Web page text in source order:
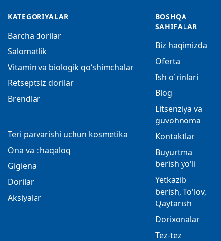
KATEGORIYALAR
Barcha dorilar
Salomatlik
Vitamin va biologik qo‘shimchalar
Retseptsiz dorilar
Brendlar
Teri parvarishi uchun kosmetika
Ona va chaqaloq
Gigiena
Dorilar
Aksiyalar
BOSHQA
SAHIFALAR
Biz haqimizda
Oferta
Ish o`rinlari
Blog
Litsenziya va
guvohnoma
Kontaktlar
Buyurtma
berish yo'li
Yetkazib
berish, To'lov,
Qaytarish
Dorixonalar
Tez-tez